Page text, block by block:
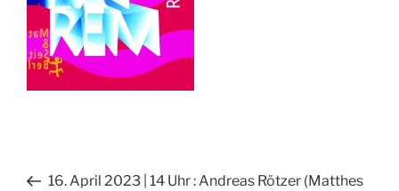
Beitragsnavigation
Vorheriger
16. April 2023 | 14 Uhr : Andreas Rötzer (Matthes